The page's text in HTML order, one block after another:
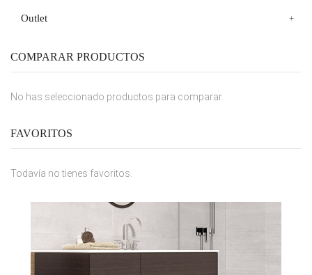
Outlet
COMPARAR PRODUCTOS
No has seleccionado productos para comparar.
FAVORITOS
Todavía no tienes favoritos.